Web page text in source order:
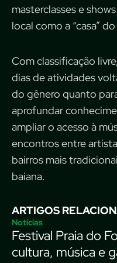
masterclasses e
local como a “casa”
Com classificação
dias de atividades
do gênero quanto
aprofundar
ampliar o acesso à
encontros entre
bairros mais
baiana.
ARTIGOS
Notícias
Festival Praia do
cultura, música e